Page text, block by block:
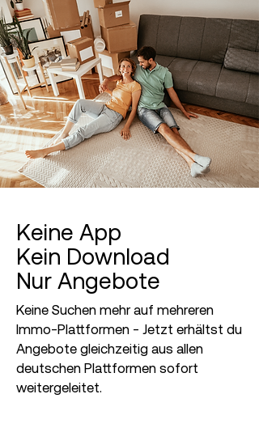
Keine App
Kein Download
Nur Angebote
Keine Suchen mehr auf mehreren
Immo-Plattformen - Jetzt erhältst du
Angebote gleichzeitig aus allen
deutschen Plattformen sofort
weitergeleitet.